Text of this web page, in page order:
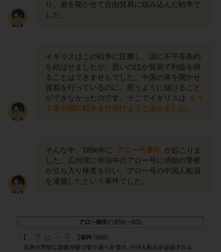
り、港を開かせて自由貿易に組み込んだ戦争で
した。
イギリスはこの戦争に圧勝し、清に不平等条約
を結ばせましたが、思いのほか貿易で利益を得
ることはできませんでした。中国の港を開かせ
貿易を行っているのに、思うように儲けること
ができなかったのです。そこでイギリスは
もう
１度中国に戦争を仕掛けようと企みました。
そんな中、1856年に アロー号事件 が起こりま
した。広州湾に停泊中のアロー号に清朝の警察
が立ち入り検査を行い、アロー号の中国人船員
を逮捕したという事件でした。